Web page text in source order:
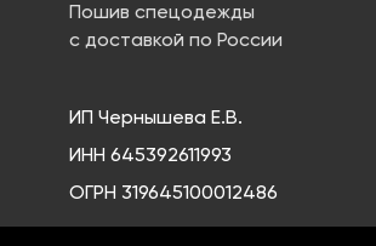
Пошив спецодежды
с доставкой по России
ИП Чернышева Е.В.
ИНН 645392611993
ОГРН 319645100012486